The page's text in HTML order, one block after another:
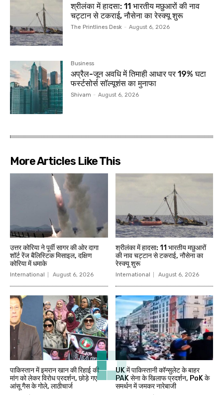
श्रीलंका में हादसा: 11 भारतीय मछुआरों की नाव
चट्टान से टकराई, नौसेना का रेस्क्यू शुरू
The Printlines Desk - August 6, 2026
Business
अप्रैल-जून अवधि में तिमाही आधार पर 19% घटा
फर्स्टसोर्स सॉल्यूशंस का मुनाफा
Shivam - August 6, 2026
More Articles Like This
उत्तर कोरिया ने पूर्वी सागर की ओर दागा
शॉर्ट रेंज बैलिस्टिक मिसाइल, दक्षिण
कोरिया में धमाके
International August 6, 2026
श्रीलंका में हादसा: 11 भारतीय मछुआरों
की नाव चट्टान से टकराई, नौसेना का
रेस्क्यू शुरू
International August 6, 2026
पाकिस्तान में इमरान खान की रिहाई की
मांग को लेकर विरोध प्रदर्शन, छोड़े गए
आंसू गैस के गोले, लाठीचार्ज
UK में पाकिस्तानी कॉन्सुलेट के बाहर
PAK सेना के खिलाफ प्रदर्शन, PoK के
समर्थन में जमकर नारेबाजी